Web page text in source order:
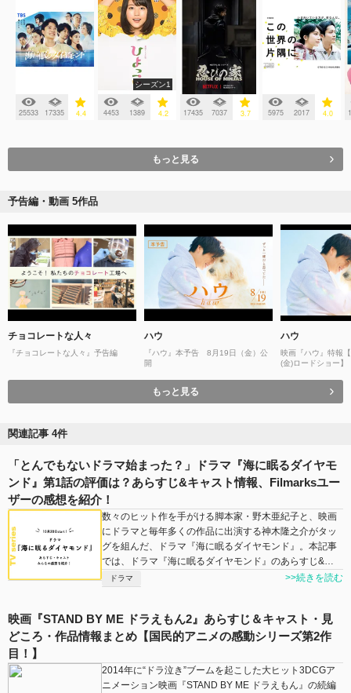
25533 17335 4.4
シーズン1
4453 1389 4.2 17435 7037 3.7 5975 2017 4.0
もっと見る
予告編・動画 5作品
チョコレートな人々
『チョコレートな人々』予告編
ハウ
『ハウ』本予告 8月19日（金）公
開
ハウ
映画『ハウ』特報
(金)ロードショー】
もっと見る
関連記事 4件
「とんでもないドラマ始まった？」ドラマ『海に眠るダイヤモ
ンド』第1話の評価は？あらすじ&キャスト情報、Filmarksユー
ザーの感想を紹介！
数々のヒット作を手がける脚本家・野木亜紀子と、映画
にドラマと毎年多くの作品に出演する神木隆之介がタッ
グを組んだ、ドラマ『海に眠るダイヤモンド』。本記事
では、ドラマ『海に眠るダイヤモンド』のあらすじ&…
ドラマ >>続きを読む
映画『STAND BY ME ドラえもん2』あらすじ＆キャスト・見
どころ・作品情報まとめ【国民的アニメの感動シリーズ第2作
目！】
2014年に“ドラ泣き”ブームを起こした大ヒット3DCGア
ニメーション映画『STAND BY ME ドラえもん』の続編